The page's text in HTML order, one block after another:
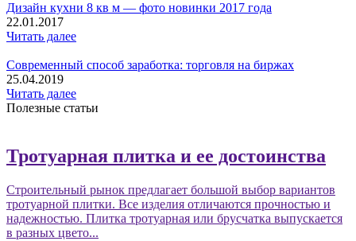
Дизайн кухни 8 кв м — фото новинки 2017 года
22.01.2017
Читать далее
Современный способ заработка: торговля на биржах
25.04.2019
Читать далее
Полезные статьи
Тротуарная плитка и ее достоинства
Строительный рынок предлагает большой выбор вариантов
тротуарной плитки. Все изделия отличаются прочностью и
надежностью. Плитка тротуарная или брусчатка выпускается
в разных цвето...